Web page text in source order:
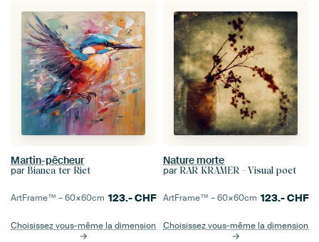
Martin-pêcheur
par Bianca ter Riet
ArtFrame™ –60×60cm 123.-CHF
Choisissez vous-même la dimension
Nature morte
par RAR KRAMER - Visual poet
ArtFrame™ –60×60cm 123.-CHF
Choisissez vous-même la dimension